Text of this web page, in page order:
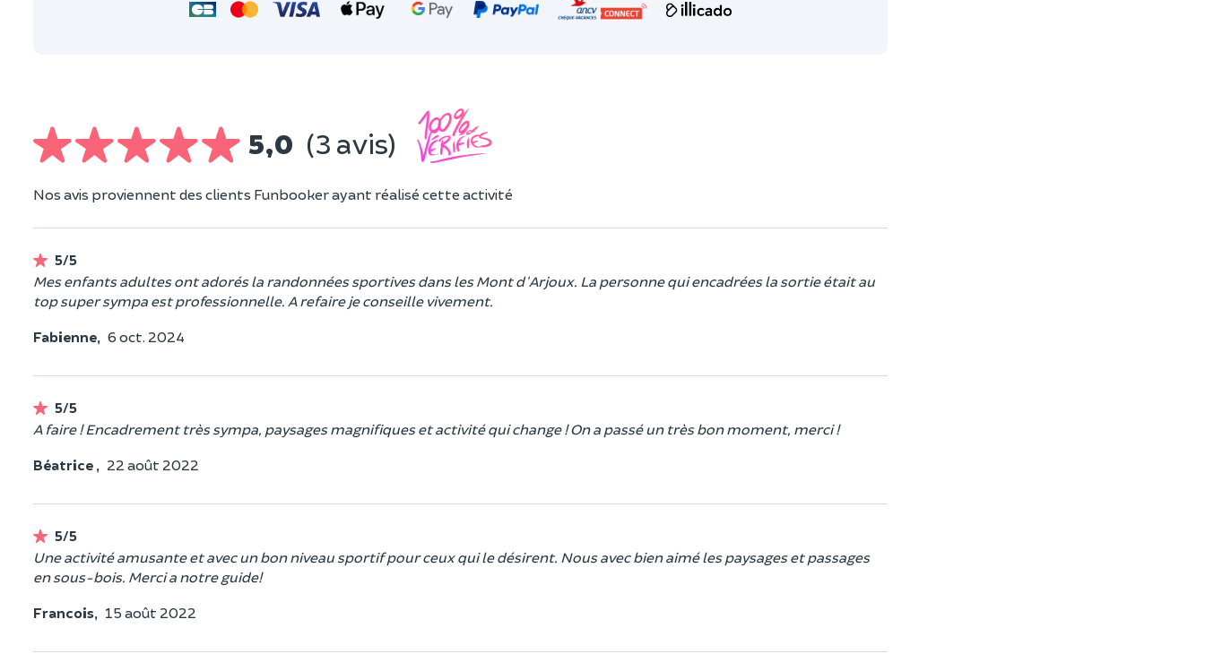
5,0 (3 avis)
Nos avis proviennent des clients Funbooker ayant réalisé cette activité
5/5
Mes enfants adultes ont adorés la randonnées sportives dans les Mont d'Arjoux. La personne qui encadrées la sortie était au
top super sympa est professionnelle. A refaire je conseille vivement.
Fabienne, 6 oct. 2024
5/5
A faire ! Encadrement très sympa, paysages magnifiques et activité qui change ! On a passé un très bon moment, merci !
Béatrice , 22 août 2022
5/5
Une activité amusante et avec un bon niveau sportif pour ceux qui le désirent. Nous avec bien aimé les paysages et passages
en sous-bois. Merci a notre guide!
Francois, 15 août 2022